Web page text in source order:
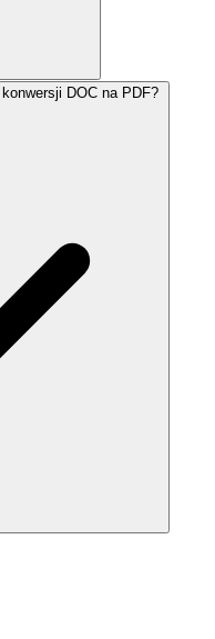
DOC na PDF?